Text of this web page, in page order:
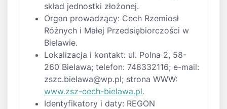
skład jednostki złożonej.
Organ prowadzący: Cech Rzemiosł
Różnych i Małej Przedsiębiorczości w
Bielawie.
Lokalizacja i kontakt: ul. Polna 2, 58-
260 Bielawa; telefon: 748332116; e-mail:
zszc.bielawa@wp.pl; strona WWW:
www.zsz-cech-bielawa.pl.
Identyfikatory i daty: REGON